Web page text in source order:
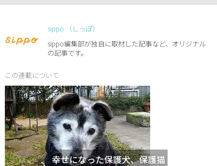
sippo （しっぽ）
sippo編集部が独自に取材した記事など、オリジナル
の記事です。
この連載について
幸せになった保護犬、保護猫